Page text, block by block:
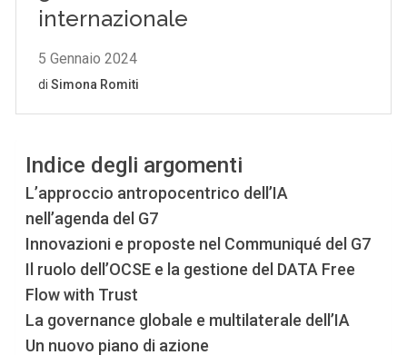
Indice degli argomenti
L’approccio antropocentrico dell’IA
nell’agenda del G7
Innovazioni e proposte nel Communiqué del G7
Il ruolo dell’OCSE e la gestione del DATA Free
Flow with Trust
La governance globale e multilaterale dell’IA
Un nuovo piano di azione